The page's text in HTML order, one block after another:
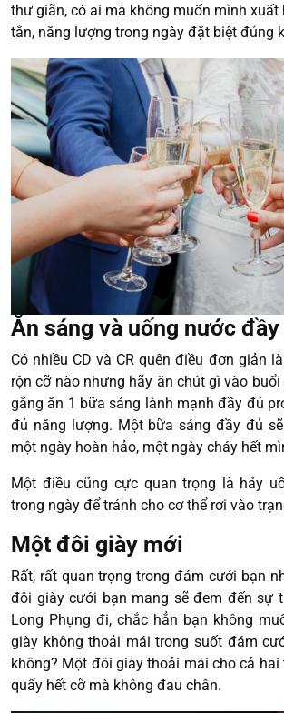
thư giãn, có ai mà không muốn mình xuất
tắn, năng lượng trong ngày đặt biệt đúng
Ăn sáng và uống nước
Có nhiều CD và CR quên điều đơn giản
rộn cỡ nào nhưng hãy ăn chút gì vào
gắng ăn 1 bữa sáng lành mạnh đầy đủ
đủ năng lượng. Một bữa sáng đầy đủ
một ngày hoàn hảo, một ngày cháy hết
Một điều cũng cực quan trọng là hãy
trong ngày để tránh cho cơ thể rơi vào
Một đôi giày mới
Rất, rất quan trọng trong đám cưới bạn
đôi giày cưới bạn mang sẽ đem đến sự
Long Phụng đi, chắc hẳn bạn không
giày không thoải mái trong suốt đám
không? Một đôi giày thoải mái cho cả hai
quẩy hết cỡ mà không đau chân.